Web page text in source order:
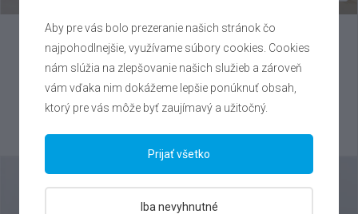
ŠkodaKamiq
1.0 TSI , 2025
VIN: TMBGR6NW1S3070015
20 600 €
Výhodné splátky na mieru
Aby pre vás bolo prezeranie našich stránok čo
najpohodlnejšie, využívame súbory cookies. Cookies
nám slúžia na zlepšovanie našich služieb a zároveň
vám vďaka nim dokážeme lepšie ponúknuť obsah,
ktorý pre vás môže byť zaujímavý a užitočný.
Iba nevyhnutné
Prijať všetko